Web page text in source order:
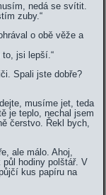
nedá se svítit.
zuby.“
o obě věže a
jsi lepší.“
Spali jste dobře?
musíme jet, teda
je teplo, nechal jsem
čerstvo. Řekl bych,
ale málo. Ahoj,
hodiny polštář. V
kus papíru na